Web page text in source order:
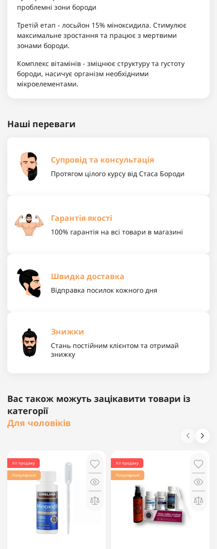
проблемні зони бороди
Третій етап - лосьйон 15% міноксидила. Стимулює
максимальне зростання та працює з мертвими
зонами бороди.
Комплекс вітамінів - зміцнює структуру та густоту
бороди, насичує організм необхідними
мікроелементами.
Наші переваги
Супровід та консультація
Протягом цілого курсу від Стаса Бороди
Гарантія якості
100% гарантія на всі товари в магазині
Швидка доставка
Відправка посилок кожного дня
Знижки
Стань постійним клієнтом та отримай
знижку
Вас також можуть зацікавити товари із
категорії
Для чоловіків
Хіт продажу
Популярний
Хіт продажу
Популярний